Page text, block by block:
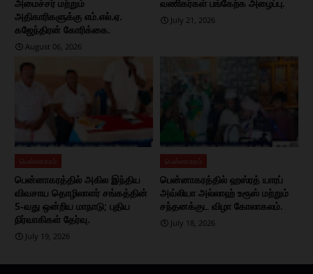
அமைச்சர் மற்றும்
அதிகாரிகளுக்கு எம்.எல்.ஏ.
கஜேந்திரன் கோரிக்கை.
August 06, 2026
வணிகர்கள் பங்கேற்க அழைப்பு.
July 21, 2026
பென்னாகரம்
பென்னாகரத்தில் அகில இந்திய
விவசாய தொழிலாளர் சங்கத்தின்
5-வது ஒன்றிய மாநாடு; புதிய
நிர்வாகிகள் தேர்வு.
July 19, 2026
பென்னாகரம்
பென்னாகரத்தில் ஹஸ்ரத் யாரப்
அவ்லியா அல்லாஹ் உரூஸ் மற்றும்
சந்தனக்குட விழா கோலாகலம்.
July 18, 2026